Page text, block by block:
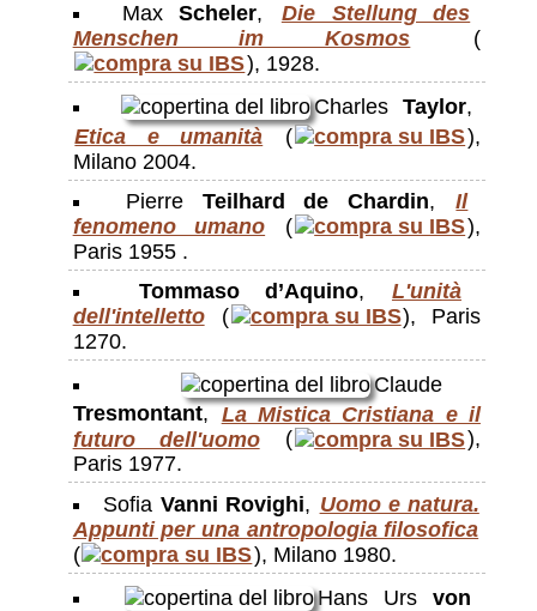
MaxScheler, Die Stellung des
Menschen im Kosmos
(
), 1928.
CharlesTaylor,
Etica e umanità (
),
Milano 2004.
Pierre Teilhard de Chardin, Il
fenomeno umano (
),
Paris 1955 .
Tommaso d’Aquino, L'unità
dell'intelletto (
), Paris
1270.
Claude
Tresmontant, La Mistica Cristiana e il
futuro dell'uomo (
),
Paris 1977.
Sofia Vanni Rovighi, Uomo e natura.
Appunti per una antropologia filosofica
(
), Milano 1980.
Hans Urs von